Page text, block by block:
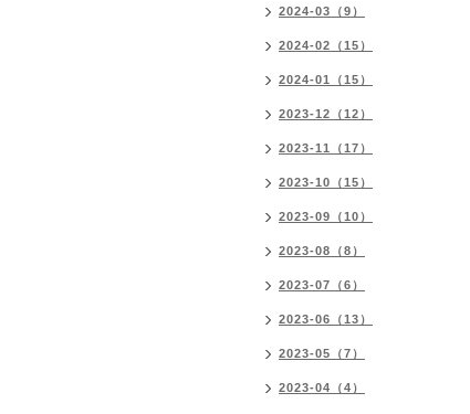
2024-03（9）
2024-02（15）
2024-01（15）
2023-12（12）
2023-11（17）
2023-10（15）
2023-09（10）
2023-08（8）
2023-07（6）
2023-06（13）
2023-05（7）
2023-04（4）